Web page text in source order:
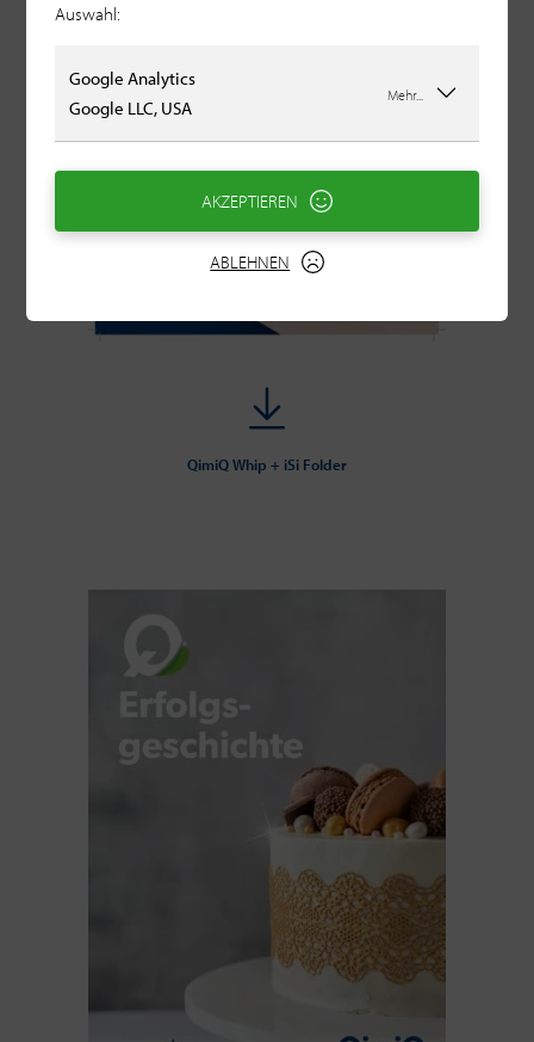
QimiQ Whip + iSi Folder
Auswahl:
Google Analytics
Google LLC, USA
Mehr...
ABLEHNEN
AKZEPTIEREN